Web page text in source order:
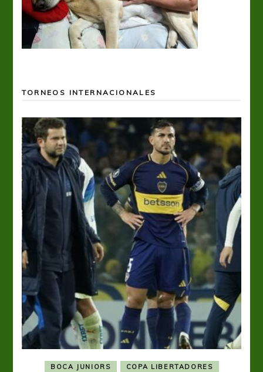
TORNEOS INTERNACIONALES
BOCA JUNIORS COPA LIBERTADORES